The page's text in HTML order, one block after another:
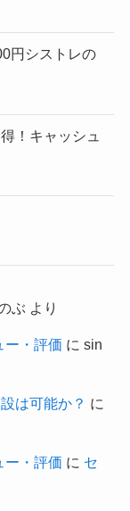
円シストレの
！キャッシュ
ぶ より
ー・評価 に sin
は可能か？ に
ー・評価 に セ